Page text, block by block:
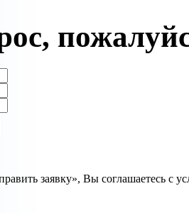
заявку», Вы соглашаетесь с